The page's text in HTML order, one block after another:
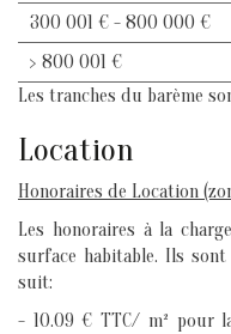
300 001 € - 800 000 €
> 800 001 €
Les tranches du barème
Location
Honoraires de Location
Les honoraires à la
surface habitable. Ils
suit:
- 10.09 € TTC/ m² pour